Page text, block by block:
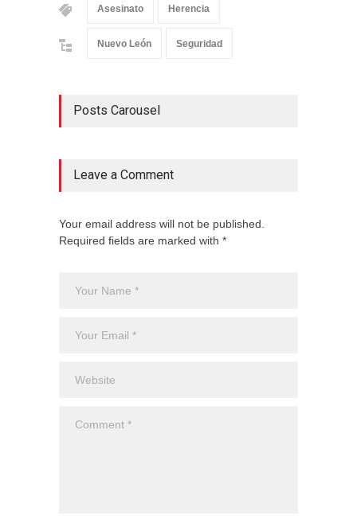
Asesinato Herencia
Nuevo León Seguridad
Posts Carousel
Leave a Comment
Your email address will not be published.
Required fields are marked with *